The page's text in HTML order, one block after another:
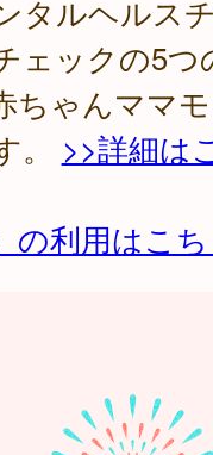
タルヘルス
ェックの5つ
ちゃんママ
。 >>詳細は
の利用はこ